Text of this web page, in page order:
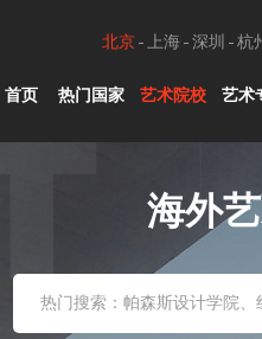
北京 上海 深圳 杭
首页 热门国家 艺术院校 艺术
海外